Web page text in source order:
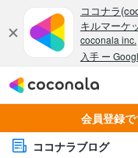
会員登録
ココナラブログ